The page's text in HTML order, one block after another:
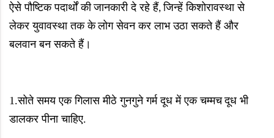
ऐसे पौष्टिक पदार्थों की जानकारी दे रहे हैं,जिन्हें किशोरावस्था से
लेकर युवावस्था तक के लोग सेवन कर लाभ उठा सकते हैं और
बलवान बन सकते हैं ।
1.सोते समय एक गिलास मीठे गुनगुने गर्म दूध में एक चम्मच दूध भी
डालकर पीना चाहिए.